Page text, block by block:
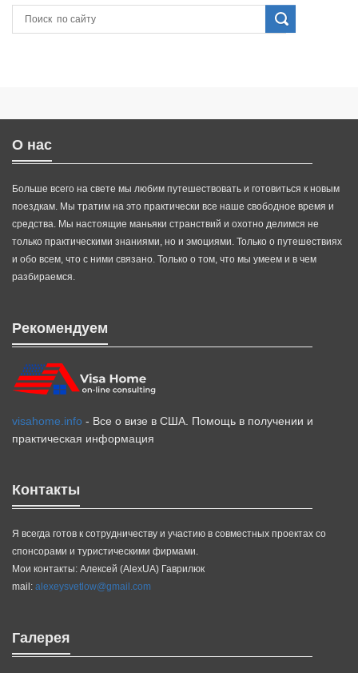
О нас
Больше всего на свете мы любим путешествовать и готовиться к новым
поездкам. Мы тратим на это практически все наше свободное время и
средства. Мы настоящие маньяки странствий и охотно делимся не
только практическими знаниями, но и эмоциями. Только о путешествиях
и обо всем, что с ними связано. Только о том, что мы умеем и в чем
разбираемся.
Рекомендуем
visahome.info - Все о визе в США. Помощь в получении и
практическая информация
Контакты
Я всегда готов к сотрудничеству и участию в совместных проектах со
спонсорами и туристическими фирмами.
Мои контакты: Алексей (AlexUA) Гаврилюк
mail: alexeysvetlow@gmail.com
Галерея